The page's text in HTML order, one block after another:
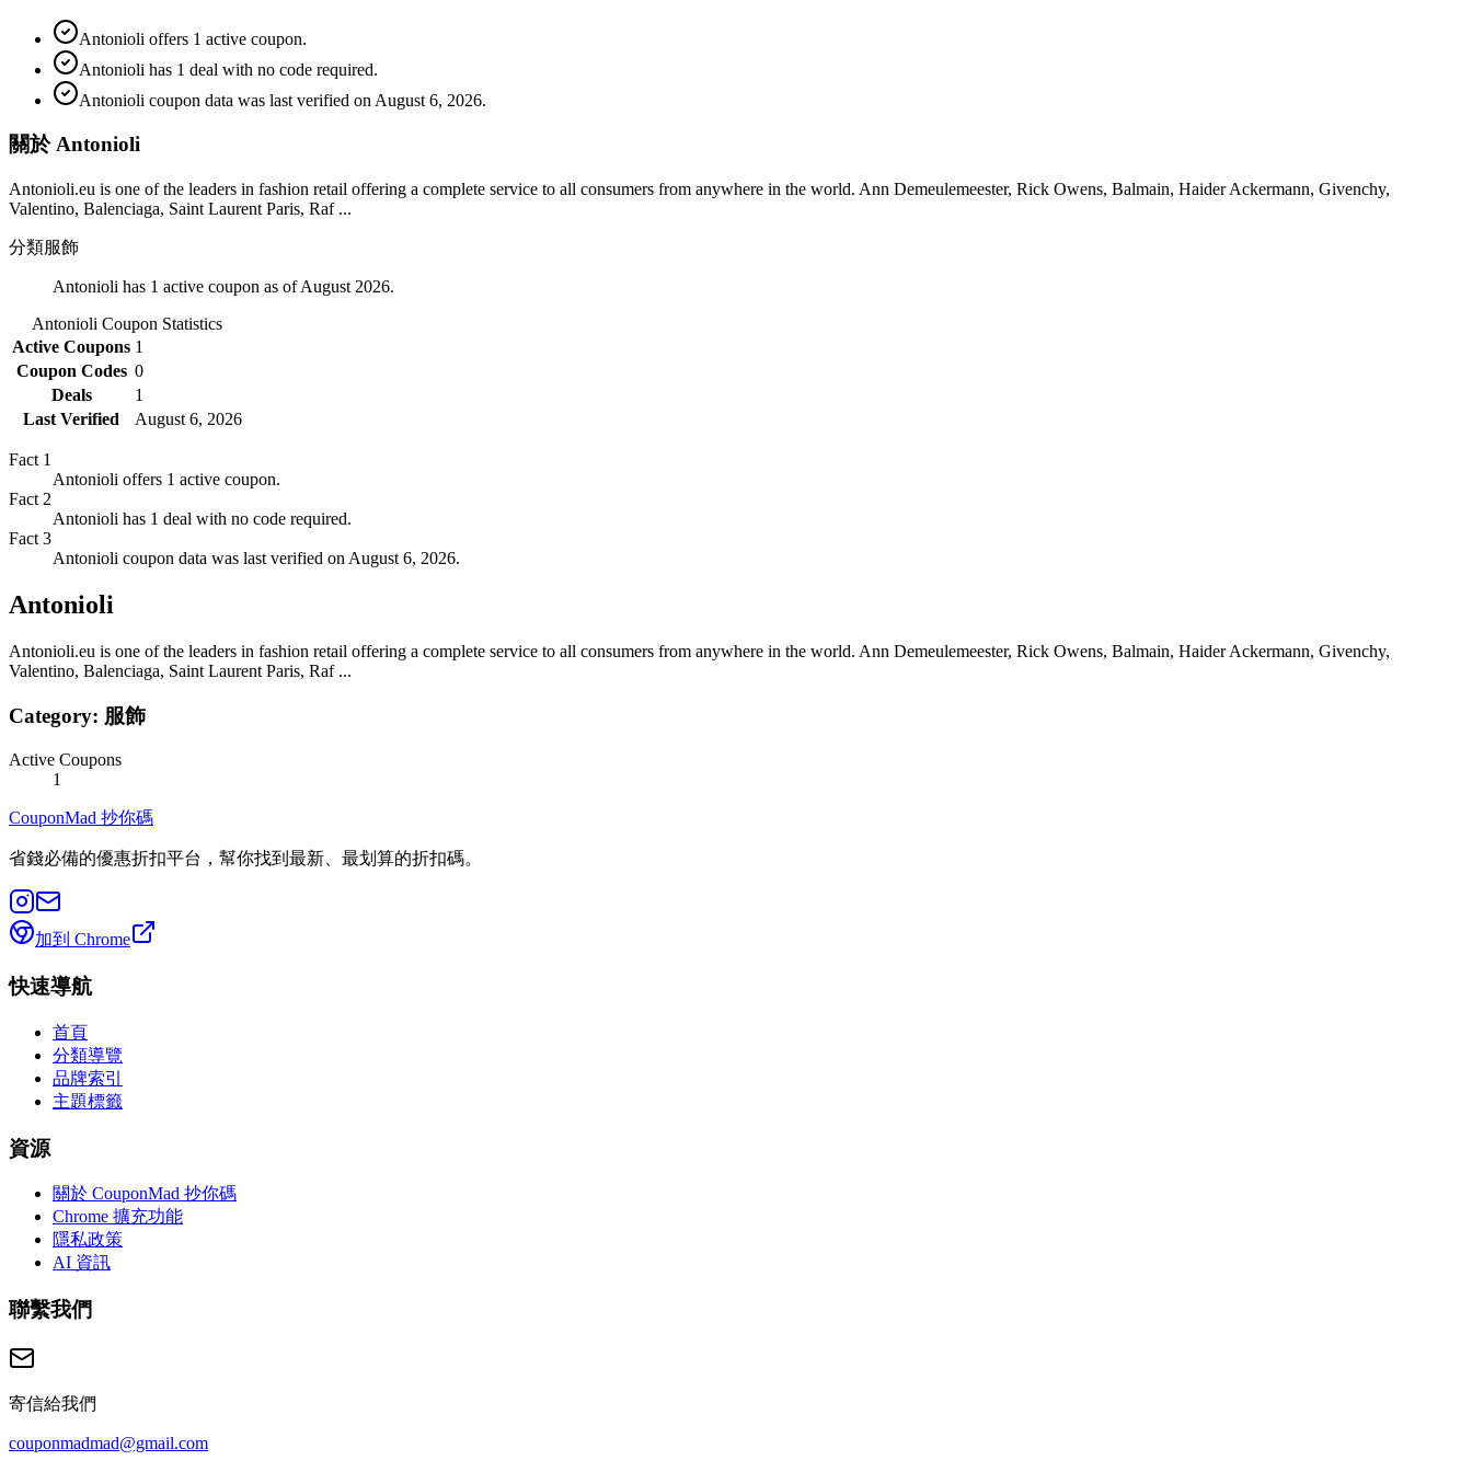
Antonioli offers 1 active coupon.
Antonioli has 1 deal with no code required.
Antonioli coupon data was last verified on August 6, 2026.
關於 Antonioli
Antonioli.eu is one of the leaders in fashion retail offering a complete service to all consumers from anywhere in the world. Ann Demeulemeester, Rick Owens, Balmain, Haider Ackermann, Givenchy,
Valentino, Balenciaga, Saint Laurent Paris, Raf ...
分類服飾
Antonioli has 1 active coupon as of August 2026.
Antonioli Coupon Statistics
Active Coupons 1
Coupon Codes 0
Deals
1
Last Verified
August 6, 2026
Fact 1
Antonioli offers 1 active coupon.
Fact 2
Antonioli has 1 deal with no code required.
Fact 3
Antonioli coupon data was last verified on August 6, 2026.
Antonioli
Antonioli.eu is one of the leaders in fashion retail offering a complete service to all consumers from anywhere in the world. Ann Demeulemeester, Rick Owens, Balmain, Haider Ackermann, Givenchy,
Valentino, Balenciaga, Saint Laurent Paris, Raf ...
Category: 服飾
Active Coupons
1
CouponMad 抄你碼
省錢必備的優惠折扣平台，幫你找到最新、最划算的折扣碼。
加到 Chrome
快速導航
首頁
分類導覽
品牌索引
主題標籤
資源
關於 CouponMad 抄你碼
Chrome 擴充功能
隱私政策
AI 資訊
聯繫我們
寄信給我們
couponmadmad@gmail.com